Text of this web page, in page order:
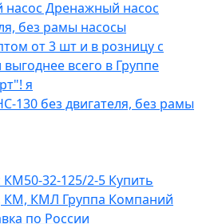
130 без двигателя, без рамы